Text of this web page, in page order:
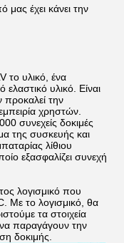
μας έχει κάνει την
το υλικό, ένα
ελαστικό υλικό. Είναι
προκαλεί την
χρηστών.
συνεχείς δοκιμές
της συσκευής και
λίθιου
εξασφαλίζει συνεχή
λογισμικό που
Με το λογισμικό, θα
τα στοιχεία
παραγάγουν την
δοκιμής.